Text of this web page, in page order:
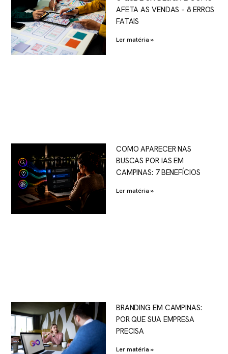
AFETA AS VENDAS – 8 ERROS
FATAIS
Ler matéria »
COMO APARECER NAS
BUSCAS POR IAS EM
CAMPINAS: 7 BENEFÍCIOS
Ler matéria »
BRANDING EM CAMPINAS:
POR QUE SUA EMPRESA
PRECISA
Ler matéria »